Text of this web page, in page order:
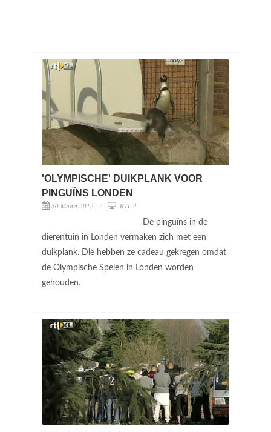
'OLYMPISCHE' DUIKPLANK VOOR
PINGUÏNS LONDEN
30 Maart 2012 RTL 4
De pinguïns in de
dierentuin in Londen vermaken zich met een
duikplank. Die hebben ze cadeau gekregen omdat
de Olympische Spelen in Londen worden
gehouden.